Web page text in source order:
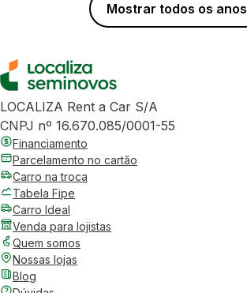
Mostrar todos os anos
LOCALIZA Rent a Car S/A
CNPJ nº 16.670.085/0001-55
Financiamento
Parcelamento no cartão
Carro na troca
Tabela Fipe
Carro Ideal
Venda para lojistas
Quem somos
Nossas lojas
Blog